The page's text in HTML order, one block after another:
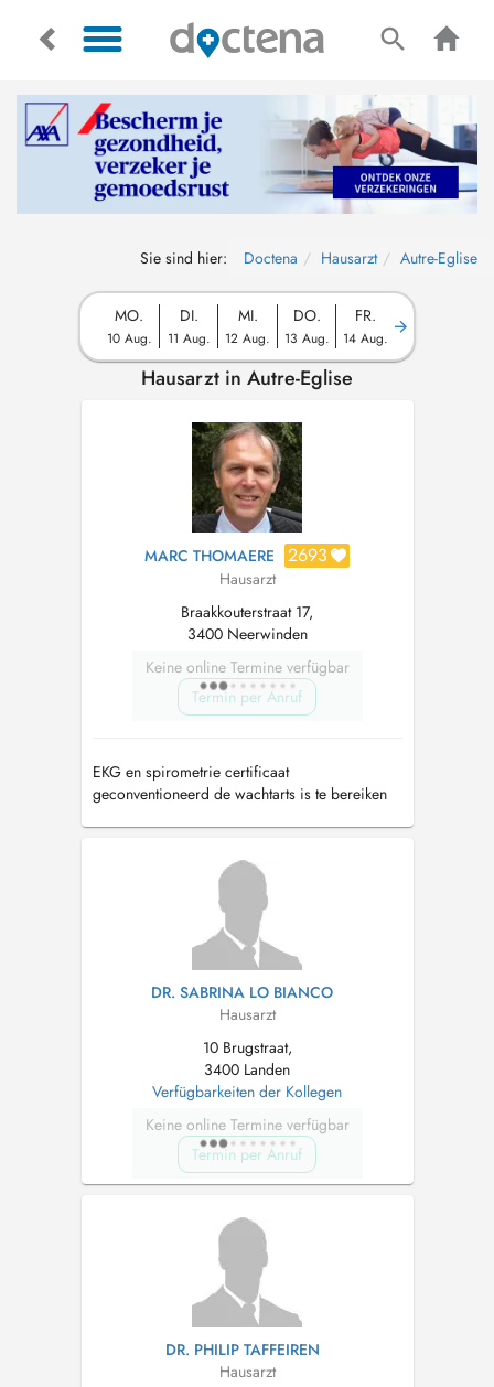
Sie sind hier: Doctena Hausarzt Autre-Eglise
MO.
10 Aug.
DI.
11 Aug.
MI.
12 Aug.
DO.
13 Aug.
FR.
14 Aug.
Hausarzt in Autre-Eglise
MARC THOMAERE 2693
Hausarzt
Braakkouterstraat 17,
3400 Neerwinden
Keine online Termine verfügbar
Termin per Anruf
EKG en spirometrie certificaat
geconventioneerd de wachtarts is te bereiken
DR. SABRINA LO BIANCO
Hausarzt
10 Brugstraat,
3400 Landen
Verfügbarkeiten der Kollegen
Keine online Termine verfügbar
Termin per Anruf
DR. PHILIP TAFFEIREN
Hausarzt